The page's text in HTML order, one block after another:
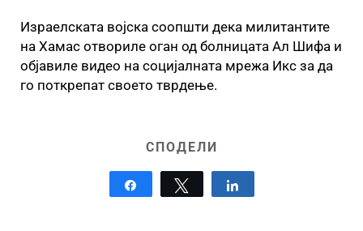
Израелската војска соопшти дека милитантите
на Хамас отвориле оган од болницата Ал Шифа и
објавиле видео на социјалната мрежа Икс за да
го поткрепат своето тврдење.
СПОДЕЛИ
Tweet